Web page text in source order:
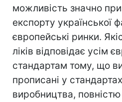
можливість значно
експорту української
європейські ринки.
ліків відповідає усім
стандартам тому, що
прописані у
виробництва, повністю